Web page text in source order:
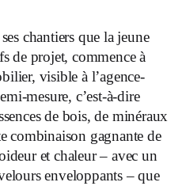
chantiers que la jeune
de projet, commence à
visible à l’agence-
mesure, c’est-à-dire
de bois, de minéraux
combinaison gagnante de
et chaleur – avec un
enveloppants – que